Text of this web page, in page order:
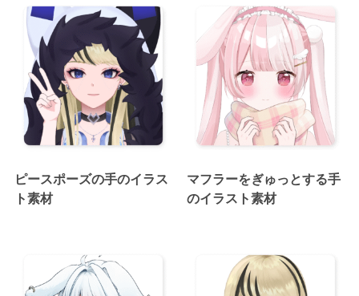
ピースポーズの手のイラス
ト素材
マフラーをぎゅっとする手
のイラスト素材